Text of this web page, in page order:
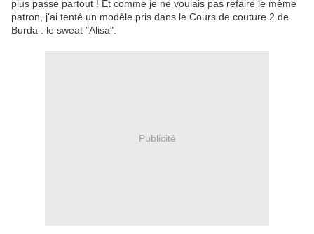
plus passe partout ! Et comme je ne voulais pas refaire le même
patron, j'ai tenté un modèle pris dans le Cours de couture 2 de
Burda : le sweat "Alisa".
Publicité